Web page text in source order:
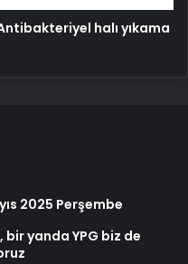
halı yıkama
2025 Perşembe
bir yanda YPG biz de